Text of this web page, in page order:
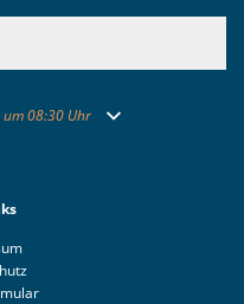
oder Schließzeiten
08:30 Uhr